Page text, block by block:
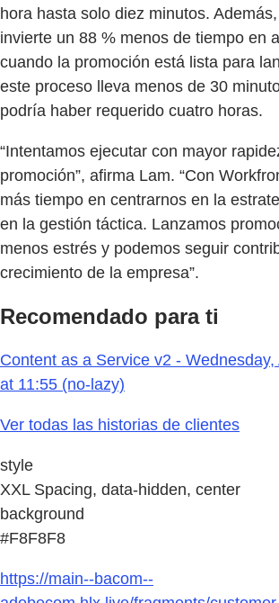
hora hasta solo diez minutos.
invierte un 88 % menos de tiempo en
cuando la promoción está lista para
este proceso lleva menos de 30
podría haber requerido cuatro horas.
“Intentamos ejecutar con mayor
promoción”, afirma Lam. “Con
más tiempo en centrarnos en la
en la gestión táctica. Lanzamos
menos estrés y podemos seguir
crecimiento de la empresa”.
Recomendado para ti
Content as a Service v2 -
at 11:55 (no-lazy)
Ver todas las historias de clientes
style
XXL Spacing, data-hidden, center
background
#F8F8F8
https://main--bacom--